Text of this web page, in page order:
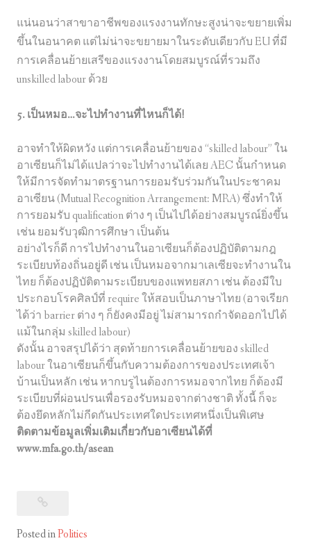
แน่นอนว่าสาขาอาชีพของแรงงานทักษะสูงน่าจะขยายเพิ่ม
ขึ้นในอนาคต แต่ไม่น่าจะขยายมาในระดับเดียวกับ EU ที่มี
การเคลื่อนย้ายเสรีของแรงงานโดยสมบูรณ์ที่รวมถึง
unskilled labour ด้วย
5. เป็นหมอ…จะไปทำงานที่ไหนก็ได้!
อาจทำให้ผิดหวัง แต่การเคลื่อนย้ายของ “skilled labour” ใน
อาเซียนก็ไม่ได้แปลว่าจะไปทํางานได้เลย AEC นั้นกำหนด
ให้มีการจัดทำมาตรฐานการยอมรับร่วมกันในประชาคม
อาเซียน (Mutual Recognition Arrangement: MRA) ซึ่งทำให้
การยอมรับ qualification ต่าง ๆ เป็นไปได้อย่างสมบูรณ์ยิ่งขึ้น
เช่น ยอมรับวุฒิการศึกษา เป็นต้น
อย่างไรก็ดี การไปทำงานในอาเซียนก็ต้องปฏิบัติตามกฎ
ระเบียบท้องถิ่นอยู่ดี เช่น เป็นหมอจากมาเลเซียจะทํางานใน
ไทย ก็ต้องปฏิบัติตามระเบียบของแพทยสภา เช่น ต้องมีใบ
ประกอบโรคศิลป์ที่ require ให้สอบเป็นภาษาไทย (อาจเรียก
ได้ว่า barrier ต่าง ๆ ก็ยังคงมีอยู่ ไม่สามารถกำจัดออกไปได้
แม้ในกลุ่ม skilled labour)
ดังนั้น อาจสรุปได้ว่า สุดท้ายการเคลื่อนย้ายของ skilled
labour ในอาเซียนก็ขึ้นกับความต้องการของประเทศเจ้า
บ้านเป็นหลัก เช่น หากบรูไนต้องการหมอจากไทย ก็ต้องมี
ระเบียบที่ผ่อนปรนเพื่อรองรับหมอจากต่างชาติ ทั้งนี้ ก็จะ
ต้องยึดหลักไม่กีดกันประเทศใดประเทศหนึ่งเป็นพิเศษ
ติดตามข้อมูลเพิ่มเติมเกี่ยวกับอาเซียนได้ที่
www.mfa.go.th/asean
Posted inPolitics